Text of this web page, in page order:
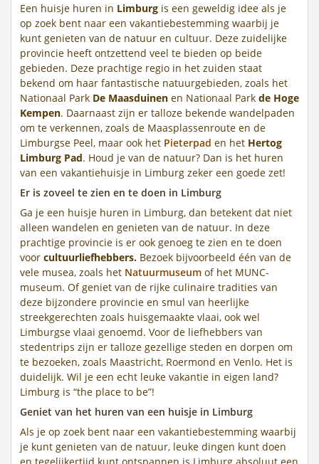
Een huisje huren in Limburg is een geweldig idee als je
op zoek bent naar een vakantiebestemming waarbij je
kunt genieten van de natuur en cultuur. Deze zuidelijke
provincie heeft ontzettend veel te bieden op beide
gebieden. Deze prachtige regio in het zuiden staat
bekend om haar fantastische natuurgebieden, zoals het
Nationaal Park De Maasduinen en Nationaal Park de Hoge
Kempen. Daarnaast zijn er talloze bekende wandelpaden
om te verkennen, zoals de Maasplassenroute en de
Limburgse Peel, maar ook het Pieterpad en het Hertog
Limburg Pad. Houd je van de natuur? Dan is het huren
van een vakantiehuisje in Limburg zeker een goede zet!
Er is zoveel te zien en te doen in Limburg
Ga je een huisje huren in Limburg, dan betekent dat niet
alleen wandelen en genieten van de natuur. In deze
prachtige provincie is er ook genoeg te zien en te doen
voor cultuurliefhebbers. Bezoek bijvoorbeeld één van de
vele musea, zoals het Natuurmuseum of het MUNC-
museum. Of geniet van de rijke culinaire tradities van
deze bijzondere provincie en smul van heerlijke
streekgerechten zoals huisgemaakte vlaai, ook wel
Limburgse vlaai genoemd. Voor de liefhebbers van
stedentrips zijn er talloze gezellige steden en dorpen om
te bezoeken, zoals Maastricht, Roermond en Venlo. Het is
duidelijk. Wil je een echt leuke vakantie in eigen land?
Limburg is “the place to be”!
Geniet van het huren van een huisje in Limburg
Als je op zoek bent naar een vakantiebestemming waarbij
je kunt genieten van de natuur, leuke dingen kunt doen
en tegelijkertijd kunt ontspannen is Limburg absoluut een